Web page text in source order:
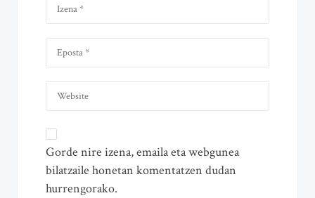
Gorde nire izena, emaila eta webgunea
bilatzaile honetan komentatzen dudan
hurrengorako.